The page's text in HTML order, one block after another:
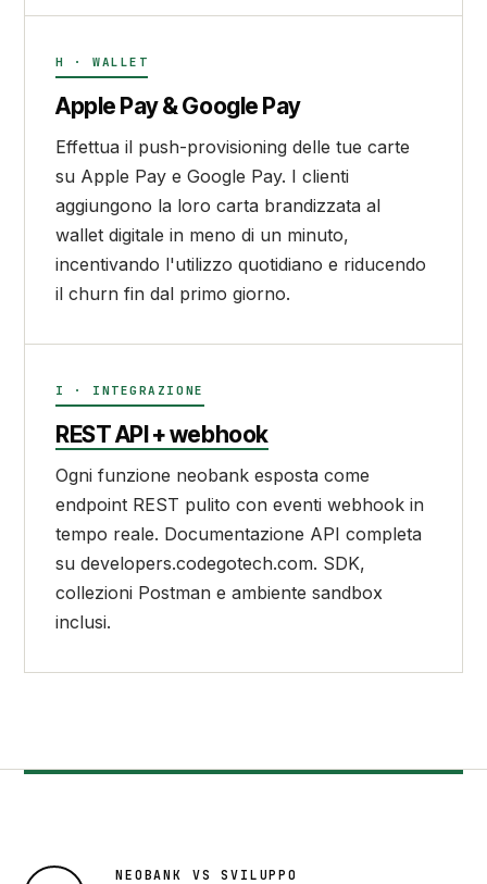
H · WALLET
Apple Pay & Google Pay
Effettua il push-provisioning delle tue carte
su Apple Pay e Google Pay. I clienti
aggiungono la loro carta brandizzata al
wallet digitale in meno di un minuto,
incentivando l'utilizzo quotidiano e riducendo
il churn fin dal primo giorno.
I · INTEGRAZIONE
REST API + webhook
Ogni funzione neobank esposta come
endpoint REST pulito con eventi webhook in
tempo reale. Documentazione API completa
su developers.codegotech.com. SDK,
collezioni Postman e ambiente sandbox
inclusi.
NEOBANK VS SVILUPPO